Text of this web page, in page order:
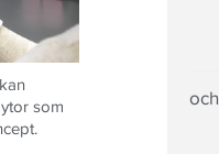
och
som